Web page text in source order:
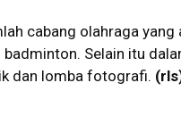
cabang olahraga yang
Selain itu
dan lomba fotografi.